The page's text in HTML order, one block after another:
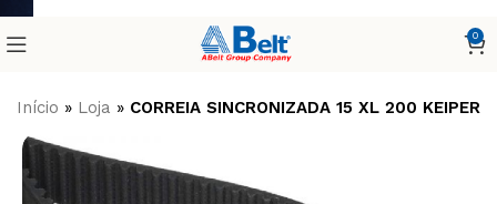
0
Início » Loja » CORREIA SINCRONIZADA 15 XL 200 KEIPER